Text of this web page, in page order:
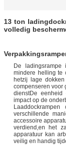
13 ton
volledig
De
mindere helling te
hetzij lage
compenseren voor
dienstDe
impact op de
verschillende
accessoire
verdiend,en het
apparatuur kan
veilig en handig